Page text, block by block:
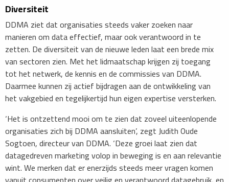
Diversiteit
DDMA ziet dat organisaties steeds vaker zoeken naar
manieren om data effectief, maar ook verantwoord in te
zetten. ​De diversiteit van de nieuwe leden laat een brede mix
van sectoren zien. ​Met het lidmaatschap krijgen zij toegang
tot het netwerk, de kennis en de commissies van DDMA.
Daarmee kunnen zij actief bijdragen aan de ontwikkeling van
het vakgebied en tegelijkertijd hun eigen expertise versterken.
‘Het is ontzettend mooi om te zien dat zoveel uiteenlopende
organisaties zich bij DDMA aansluiten’, zegt Judith Oude
Sogtoen, directeur van DDMA. ‘Deze groei laat zien dat
datagedreven marketing volop in beweging is en aan relevantie
wint. We merken dat er enerzijds steeds meer vragen komen